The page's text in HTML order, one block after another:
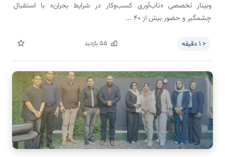
وبینار تخصصی «تاب‌آوری کسب‌وکار در شرایط بحران» با استقبال
چشمگیر و حضور بیش از ۴۰ ...
< 1 دقیقه 55بازدید